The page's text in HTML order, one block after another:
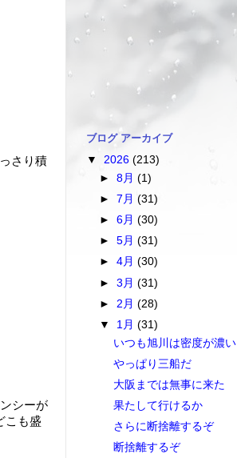
さり積
シーが
こも盛
ブログ アーカイブ
▼ 2026 (213)
►8月(1)
►7月(31)
►6月(30)
►5月(31)
►4月(30)
►3月(31)
► 2月(28)
▼ 1月(31)
いつも旭川は密度が濃い
やっぱり三船だ
大阪までは無事に来た
果たして行けるか
さらに断捨離するぞ
断捨離するぞ